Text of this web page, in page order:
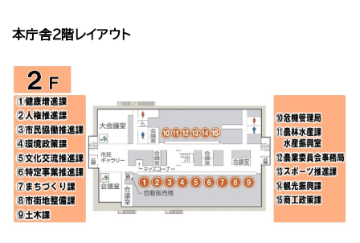
本庁舎２階レイアウト